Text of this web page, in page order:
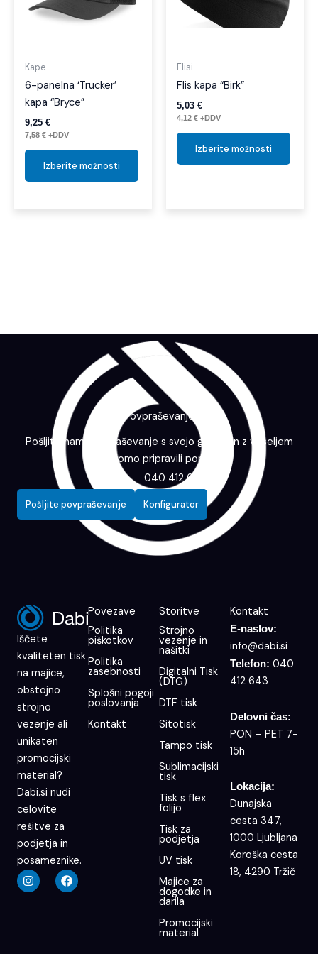
Kape
6-panelna ‘Trucker’
kapa “Bryce”
9,25 €
7,58 € +DDV
Izberite možnosti
izbereteFlisi
Flis kapa “Birk”
5,03 €
4,12 € +DDV
Izberite možnosti
Povpraševanje
Pošljite nam povpraševanje s svojo grafiko in z veseljem
vam bomo pripravili ponudbo.
040 412 643
Pošljite povpraševanje Konfigurator
Iščete
kvaliteten tisk
na majice,
obstojno
strojno
vezenje ali
unikaten
promocijski
material?
Dabi.si nudi
celovite
rešitve za
podjetja in
posameznike.
I
n
s
F
a
c
Povezave
Politika
piškotkov
Politika
zasebnosti
Splošni pogoji
poslovanja
Kontakt
Storitve
Strojno
vezenje in
našitki
Digitalni Tisk
(DTG)
DTF tisk
Sitotisk
Tampo tisk
Sublimacijski
tisk
Tisk s flex
folijo
Tisk za
podjetja
UV tisk
Majice za
dogodke in
darila
Promocijski
material
Kontakt
E-naslov:
info@dabi.si
Telefon: 040
412 643
Delovni čas:
PON – PET 7-
15h
Lokacija:
Dunajska
cesta 347,
1000 Ljubljana
Koroška cesta
18, 4290 Tržič